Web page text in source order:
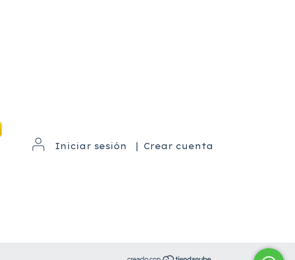
Iniciar sesión Crear cuenta